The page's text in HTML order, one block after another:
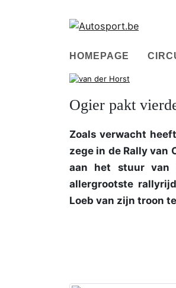
HOMEPAGE
Ogier pakt
Zoals verwacht
zege in de Rally van
aan het stuur van
allergrootste
Loeb van zijn troon